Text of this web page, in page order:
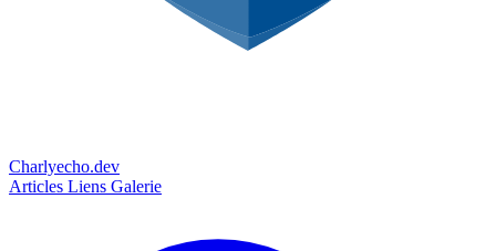
Charlyecho.dev
Articles Liens Galerie